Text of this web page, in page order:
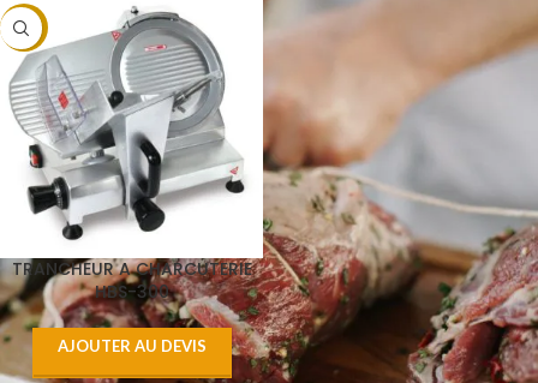
-9%
TRANCHEUR A CHARCUTERIE
HBS-300
AJOUTER AU DEVIS